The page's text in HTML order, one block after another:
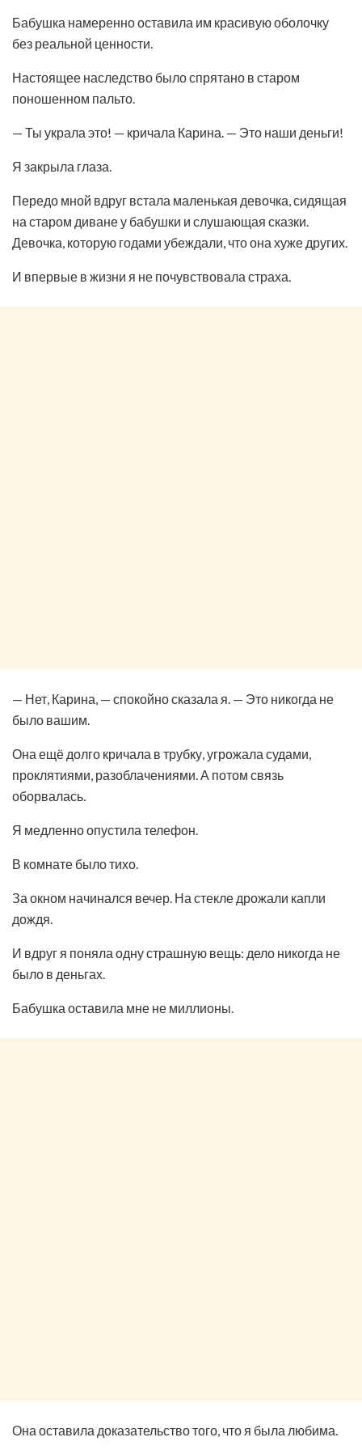
Бабушка намеренно оставила им красивую оболочку
без реальной ценности.
Настоящее наследство было спрятано в старом
поношенном пальто.
— Ты украла это! — кричала Карина. — Это наши деньги!
Я закрыла глаза.
Передо мной вдруг встала маленькая девочка, сидящая
на старом диване у бабушки и слушающая сказки.
Девочка, которую годами убеждали, что она хуже других.
И впервые в жизни я не почувствовала страха.
— Нет, Карина, — спокойно сказала я. — Это никогда не
было вашим.
Она ещё долго кричала в трубку, угрожала судами,
проклятиями, разоблачениями. А потом связь
оборвалась.
Я медленно опустила телефон.
В комнате было тихо.
За окном начинался вечер. На стекле дрожали капли
дождя.
И вдруг я поняла одну страшную вещь: дело никогда не
было в деньгах.
Бабушка оставила мне не миллионы.
Она оставила доказательство того, что я была любима.